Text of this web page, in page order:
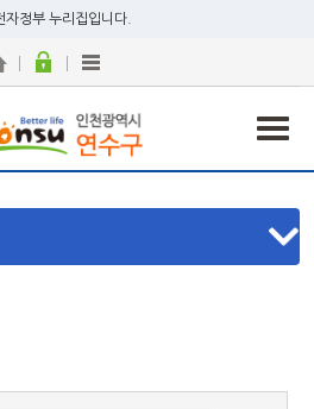
정부 누리집입니다.